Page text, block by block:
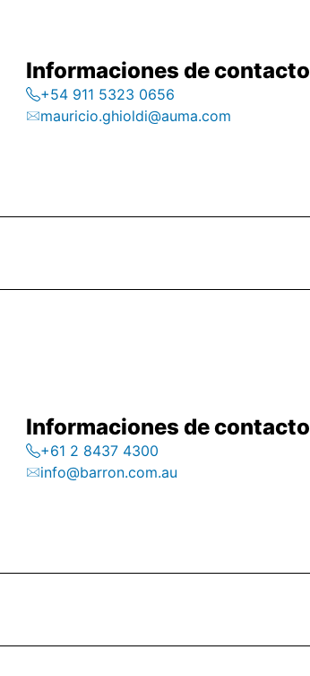
Informaciones de contacto
+54 911 5323 0656
mauricio.ghioldi@auma.com
Informaciones de contacto
+61 2 8437 4300
info@barron.com.au